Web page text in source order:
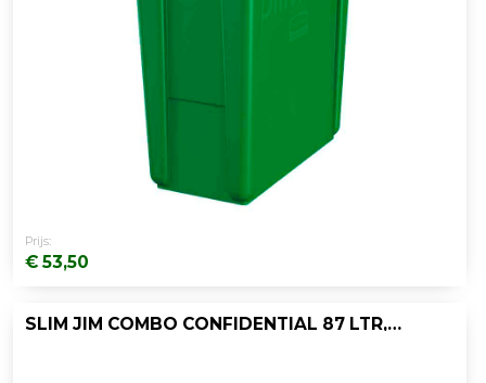
Prijs:
€ 53,50
SLIM JIM COMBO CONFIDENTIAL 87 LTR, RUBBERMAID